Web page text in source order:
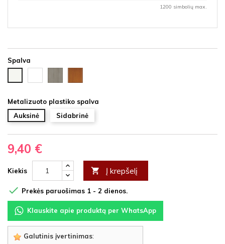
1200 simbolių max.
Spalva
HDF
HDF
latte
HDF
Metalizuoto plastiko spalva
Auksinė
Sidabrinė
9,40 €
Kiekis  Į krepšelį
 Prekės paruošimas 1 - 2 dienos.
Klauskite apie produktą per WhatsApp
Galutinis įvertinimas: